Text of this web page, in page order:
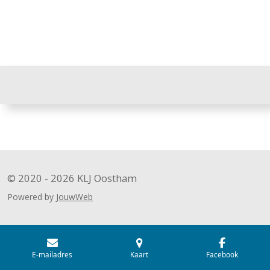
© 2020 - 2026 KLJ Oostham
Powered by JouwWeb
E-mailadres Kaart Facebook